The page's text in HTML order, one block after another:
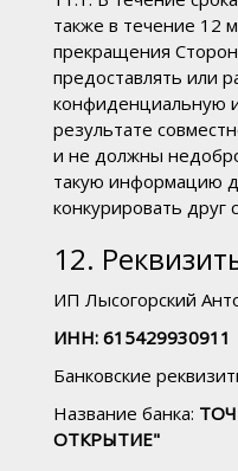
также в течение 12
прекращения
предоставлять или
конфиденциальную
результате
и не должны
такую информацию
конкурировать друг
12.
ИП Лысогорский
ИНН: 615429930911
Банковские
Название банка:
ОТКРЫТИЕ"